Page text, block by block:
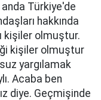
anda Türkiye'de
hakkında
kişiler olmuştur.
kişiler olmuştur
yargılamak
Acaba ben
diye. Geçmişinde